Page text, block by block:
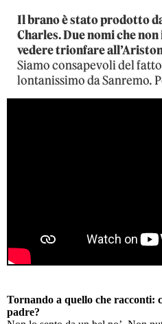
Il brano è stato prodotto
Charles. Due nomi che
vedere trionfare
Siamo consapevoli del
lontanissimo da Sanremo.
Tornando a quello che racconti:
padre?